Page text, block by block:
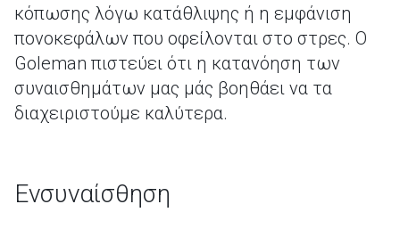
κόπωσης λόγω κατάθλιψης ή η εμφάνιση
πονοκεφάλων που οφείλονται στο στρες. Ο
Goleman πιστεύει ότι η κατανόηση των
συναισθημάτων μας μάς βοηθάει να τα
διαχειριστούμε καλύτερα.
Ενσυναίσθηση